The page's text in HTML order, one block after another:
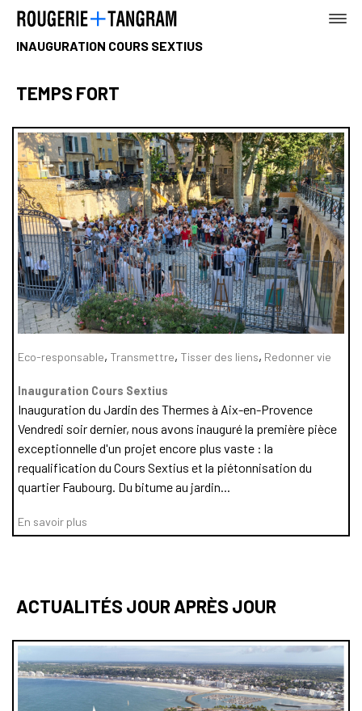
INAUGURATION COURS SEXTIUS
TERRE
MER
TEMPS FORT
Eco-responsable, Transmettre, Tisser des liens, Redonner vie
Inauguration Cours Sextius
Inauguration du Jardin des Thermes à Aix-en-Provence
Vendredi soir dernier, nous avons inauguré la première pièce
exceptionnelle d'un projet encore plus vaste : la
requalification du Cours Sextius et la piétonnisation du
quartier Faubourg. Du bitume au jardin...
En savoir plus
ACTUALITÉS JOUR APRÈS JOUR